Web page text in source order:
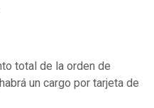
total de la orden de
un cargo por tarjeta de